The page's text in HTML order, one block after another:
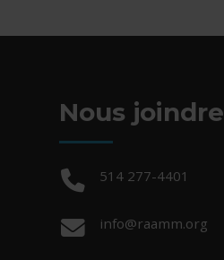
Nous joindre
Téléphone :
514 277-4401
Courriel :
info@raamm.org